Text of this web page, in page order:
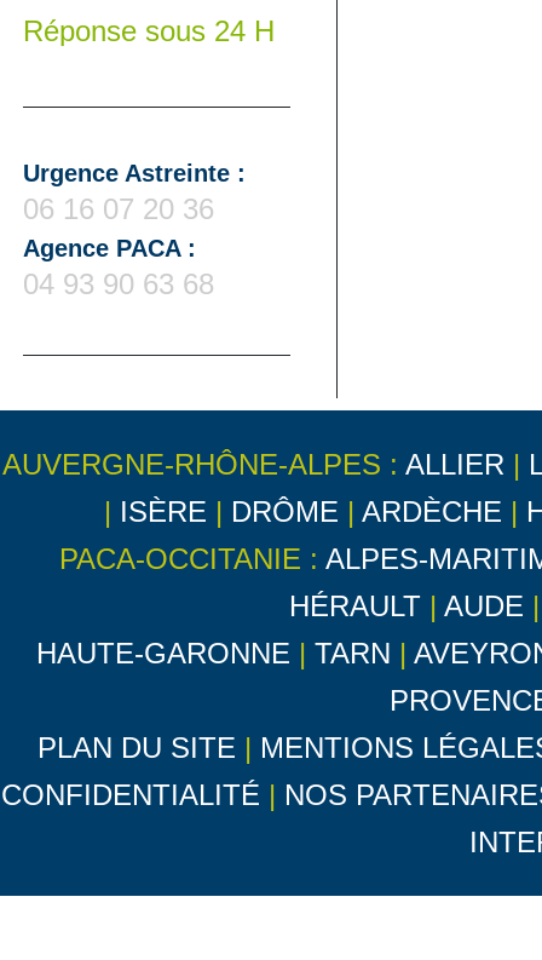
Réponse sous 24 H
Urgence Astreinte :
06 16 07 20 36
Agence PACA :
04 93 90 63 68
AUVERGNE-RHÔNE-ALPES : ALLIER |
| ISÈRE | DRÔME | ARDÈCHE |
PACA-OCCITANIE : ALPES-
HÉRAULT | AUDE
HAUTE-GARONNE | TARN |
PLAN DU SITE | MENTIONS
CONFIDENTIALITÉ | NOS